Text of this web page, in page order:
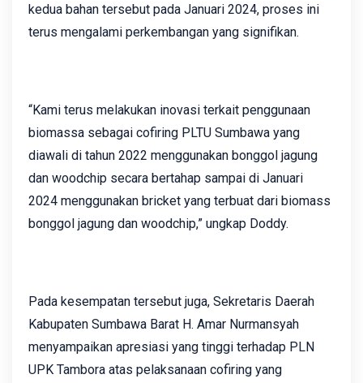
kedua bahan tersebut pada Januari 2024, proses ini
terus mengalami perkembangan yang signifikan.
“Kami terus melakukan inovasi terkait penggunaan
biomassa sebagai cofiring PLTU Sumbawa yang
diawali di tahun 2022 menggunakan bonggol jagung
dan woodchip secara bertahap sampai di Januari
2024 menggunakan bricket yang terbuat dari biomass
bonggol jagung dan woodchip,” ungkap Doddy.
Pada kesempatan tersebut juga, Sekretaris Daerah
Kabupaten Sumbawa Barat H. Amar Nurmansyah
menyampaikan apresiasi yang tinggi terhadap PLN
UPK Tambora atas pelaksanaan cofiring yang